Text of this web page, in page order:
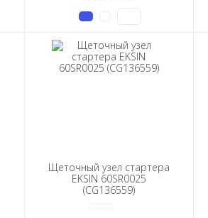
Щеточный узел стартера
EKSIN 60SR0025
(CG136559)